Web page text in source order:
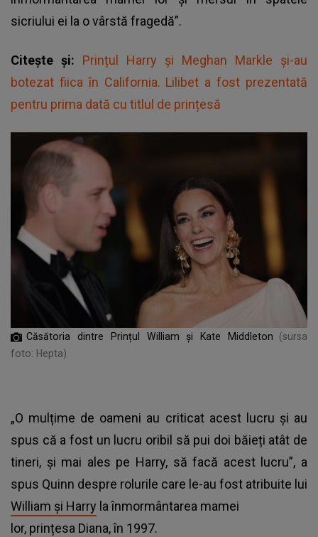
sicriului ei la o vârstă fragedă”.
Citește și: Prințul Harry și Meghan Markle și-au
botezat fiica în California. Lilibet a fost prezentată
pentru prima dată cu titlul de prințesă
Căsătoria dintre Prințul William și Kate Middleton
(sursa
foto: Hepta)
„O mulțime de oameni au criticat acest lucru și au
spus că a fost un lucru oribil să pui doi băieți atât de
tineri, și mai ales pe Harry, să facă acest lucru”, a
spus Quinn despre rolurile care le-au fost atribuite lui
William și Harry la înmormântarea mamei
lor, prințesa Diana, în 1997.